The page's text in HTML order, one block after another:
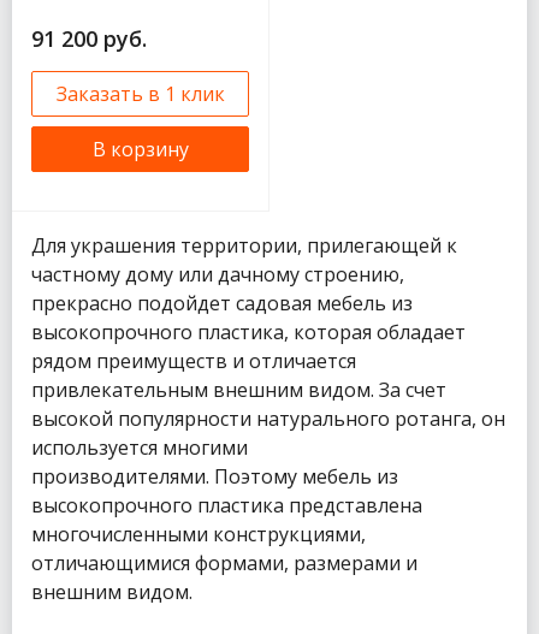
91 200 руб.
Заказать в 1 клик
В корзину
Для украшения территории, прилегающей к
частному дому или дачному строению,
прекрасно подойдет садовая мебель из
высокопрочного пластика, которая обладает
рядом преимуществ и отличается
привлекательным внешним видом. За счет
высокой популярности натурального ротанга, он
используется многими
производителями. Поэтому мебель из
высокопрочного пластика представлена
многочисленными конструкциями,
отличающимися формами, размерами и
внешним видом.